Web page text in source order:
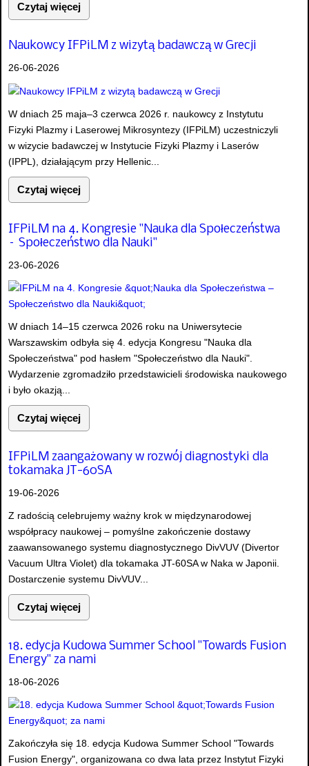
Czytaj więcej
Naukowcy IFPiLM z wizytą badawczą w Grecji
26-06-2026
W dniach 25 maja–3 czerwca 2026 r. naukowcy z Instytutu
Fizyki Plazmy i Laserowej Mikrosyntezy (IFPiLM) uczestniczyli
w wizycie badawczej w Instytucie Fizyki Plazmy i Laserów
(IPPL), działającym przy Hellenic...
Czytaj więcej
IFPiLM na 4. Kongresie "Nauka dla Społeczeństwa
– Społeczeństwo dla Nauki"
23-06-2026
W dniach 14–15 czerwca 2026 roku na Uniwersytecie
Warszawskim odbyła się 4. edycja Kongresu "Nauka dla
Społeczeństwa" pod hasłem "Społeczeństwo dla Nauki".
Wydarzenie zgromadziło przedstawicieli środowiska naukowego
i było okazją...
Czytaj więcej
IFPiLM zaangażowany w rozwój diagnostyki dla
tokamaka JT-60SA
19-06-2026
Z radością celebrujemy ważny krok w międzynarodowej
współpracy naukowej – pomyślne zakończenie dostawy
zaawansowanego systemu diagnostycznego DivVUV (Divertor
Vacuum Ultra Violet) dla tokamaka JT-60SA w Naka w Japonii.
Dostarczenie systemu DivVUV...
Czytaj więcej
18. edycja Kudowa Summer School "Towards Fusion
Energy" za nami
18-06-2026
Zakończyła się 18. edycja Kudowa Summer School "Towards
Fusion Energy", organizowana co dwa lata przez Instytut Fizyki